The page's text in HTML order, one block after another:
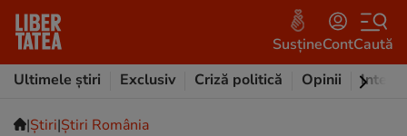
SusțineContCaută
Ultimele știri
Exclusiv Criză politică Opinii
|Ştiri|Știri România